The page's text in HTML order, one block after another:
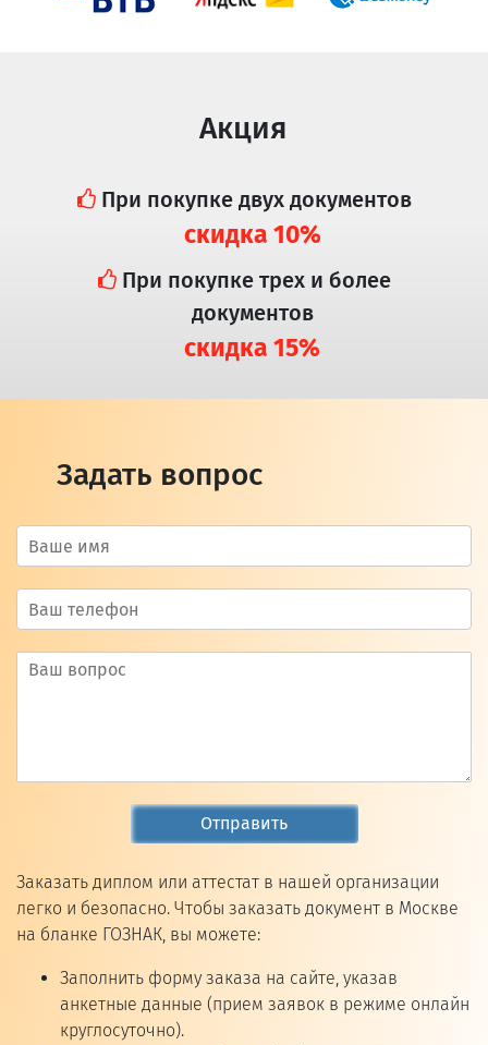
Акция
При покупке двух документов
скидка 10%
При покупке трех и более
документов
скидка 15%
Задать вопрос
Отправить
Заказать диплом или аттестат в нашей организации
легко и безопасно. Чтобы заказать документ в Москве
на бланке ГОЗНАК, вы можете:
Заполнить форму заказа на сайте, указав
анкетные данные (прием заявок в режиме онлайн
круглосуточно).